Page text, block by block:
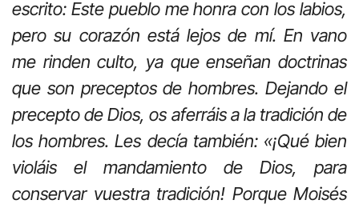
escrito: Este pueblo me honra con los labios,
pero su corazón está lejos de mí. En vano
me rinden culto, ya que enseñan doctrinas
que son preceptos de hombres. Dejando el
precepto de Dios, os aferráis a la tradición de
los hombres. Les decía también: «¡Qué bien
violáis el mandamiento de Dios, para
conservar vuestra tradición! Porque Moisés